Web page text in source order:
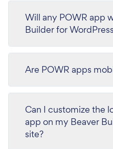
Will any POWR app
Builder for
Are POWR apps
Can I customize the
app on my Beaver
site?